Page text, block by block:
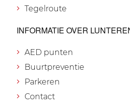
Tegelroute
INFORMATIE OVER
AED punten
Buurtpreventie
Parkeren
Contact